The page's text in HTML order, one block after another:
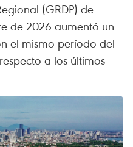
(GRDP) de
de 2026 aumentó un
el mismo período del
a los últimos